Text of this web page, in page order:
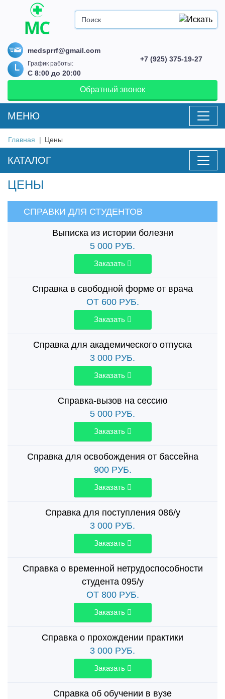
medsprrf@gmail.com
График работы:
С 8:00 до 20:00
+7 (925) 375-19-27
Обратный звонок
MEНЮ
Главная Цены
КАТАЛОГ
ЦЕНЫ
СПРАВКИ ДЛЯ СТУДЕНТОВ
Выписка из истории болезни
5 000 РУБ.
Заказать
Справка в свободной форме от врача
ОТ 600РУБ.
Заказать
Справка для академического отпуска
3 000 РУБ.
Заказать
Справка-вызов на сессию
5 000 РУБ.
Заказать
Справка для освобождения от бассейна
900РУБ.
Заказать
Справка для поступления 086/у
3 000 РУБ.
Заказать
Справка о временной нетрудоспособности
студента 095/у
ОТ 800РУБ.
Заказать
Справка о прохождении практики
3 000 РУБ.
Заказать
Справка об обучении в вузе